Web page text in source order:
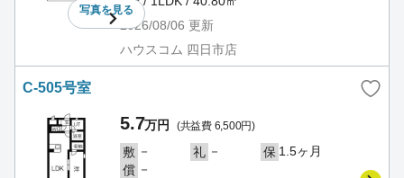
写真を見る
2026/08/06 更新
ハウスコム 四日市店
C-505号室
5.7万円 (共益費 6,500円)
敷 － 礼 － 保 1.5ヶ月
償 －